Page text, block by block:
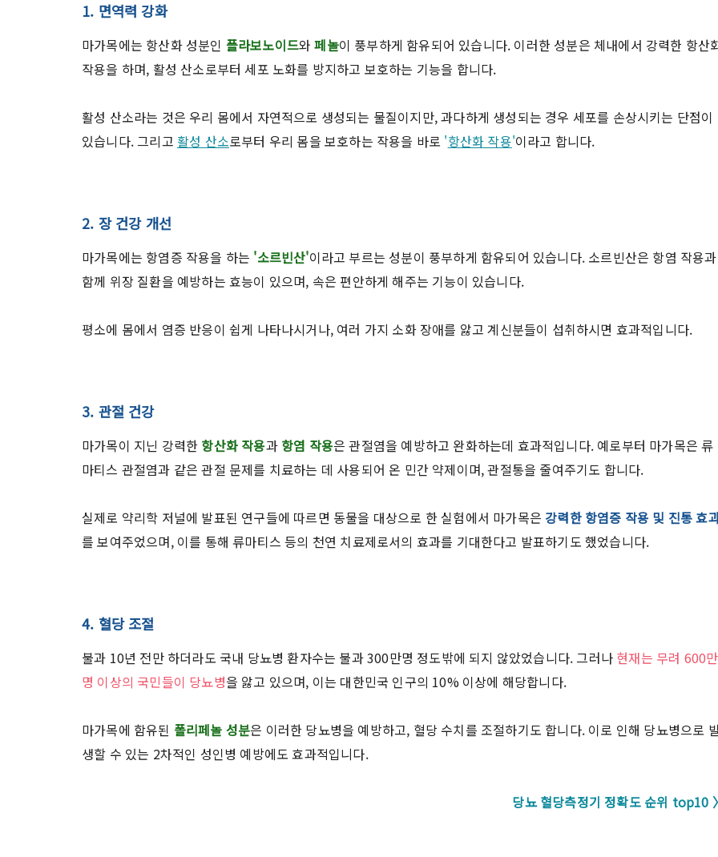
1. 면역력 강화
마가목에는 항산화 성분인 플라보노이드와페놀이 풍부하게 함유되어 있습니다. 이러한 성분은 체내에서 강력한 항산
작용을 하며, 활성 산소로부터 세포 노화를 방지하고 보호하는 기능을 합니다.
활성 산소라는 것은 우리 몸에서 자연적으로 생성되는 물질이지만, 과다하게 생성되는 경우 세포를 손상시키는 단점이
있습니다. 그리고 활성 산소로부터 우리 몸을 보호하는 작용을 바로 '항산화 작용'이라고 합니다.
2. 장 건강 개선
마가목에는 항염증 작용을 하는 '소르빈산'이라고 부르는 성분이 풍부하게 함유되어 있습니다. 소르빈산은 항염 작용과
함께 위장 질환을 예방하는 효능이 있으며, 속은 편안하게 해주는 기능이 있습니다.
평소에 몸에서 염증 반응이 쉽게 나타나시거나, 여러 가지 소화 장애를 앓고 계신분들이 섭취하시면 효과적입니다.
3. 관절 건강
마가목이 지닌 강력한 항산화 작용과 항염 작용은 관절염을 예방하고 완화하는데 효과적입니다. 예로부터 마가목은 류
마티스 관절염과 같은 관절 문제를 치료하는 데 사용되어 온 민간 약제이며, 관절통을 줄여주기도 합니다.
실제로 약리학 저널에 발표된 연구들에 따르면 동물을 대상으로 한 실험에서 마가목은 강력한 항염증 작용 및 진통 효
를 보여주었으며, 이를 통해 류마티스 등의 천연 치료제로서의 효과를 기대한다고 발표하기도 했었습니다.
4. 혈당 조절
불과 10년 전만 하더라도 국내 당뇨병 환자수는 불과 300만명 정도밖에 되지 않았었습니다. 그러나 현재는 무려 600만
명 이상의 국민들이 당뇨병을 앓고 있으며, 이는 대한민국 인구의 10% 이상에 해당합니다.
마가목에 함유된 폴리페놀 성분은 이러한 당뇨병을 예방하고, 혈당 수치를 조절하기도 합니다. 이로 인해 당뇨병으로
생할 수 있는 2차적인 성인병 예방에도 효과적입니다.
당뇨 혈당측정기 정확도 순위 top10